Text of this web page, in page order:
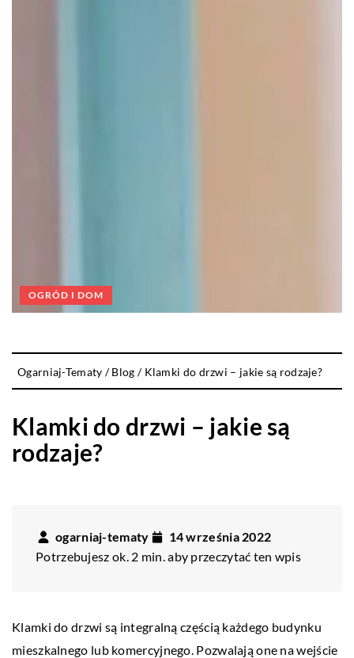
OGRÓD I DOM
Ogarniaj-Tematy /Blog / Klamki do drzwi – jakie są rodzaje?
Klamki do drzwi – jakie są
rodzaje?
ogarniaj-tematy
14 września 2022
Potrzebujesz ok. 2 min. aby przeczytać ten wpis
Klamki do drzwi są integralną częścią każdego budynku
mieszkalnego lub komercyjnego. Pozwalają one na wejście